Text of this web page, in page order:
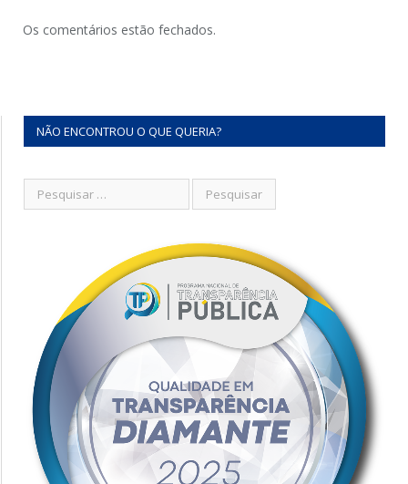
Os comentários estão fechados.
NÃO ENCONTROU O QUE QUERIA?